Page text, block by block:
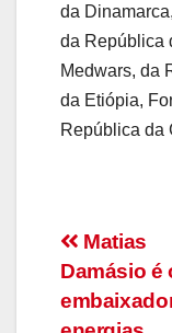
da
da República
Medwars, da
da Etiópia,
República da
de
Matias
Damásio é